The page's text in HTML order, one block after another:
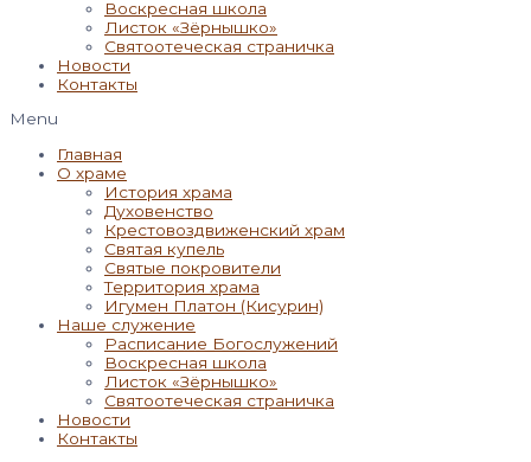
Воскресная школа
Листок «Зёрнышко»
Святоотеческая страничка
Новости
Контакты
Menu
Главная
О храме
История храма
Духовенство
Крестовоздвиженский храм
Святая купель
Святые покровители
Территория храма
Игумен Платон (Кисурин)
Наше служение
Расписание Богослужений
Воскресная школа
Листок «Зёрнышко»
Святоотеческая страничка
Новости
Контакты